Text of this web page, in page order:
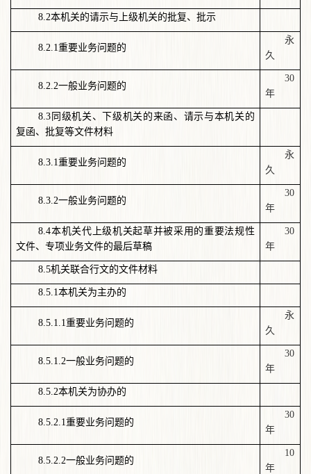
8.2本机关的请示与上级机关的批复、批示
8.2.1重要业务问题的
永
久
8.2.2一般业务问题的
30
年
8.3 同级机关、下级机关的来函、请示与本机关的
复函、批复等文件材料
8.3.1重要业务问题的
永
久
8.3.2一般业务问题的
30
年
8.4本机关代上级机关起草并被采用的重要法规性
文件、专项业务文件的最后草稿
30
年
8.5机关联合行文的文件材料
8.5.1本机关为主办的
8.5.1.1重要业务问题的
永
久
8.5.1.2一般业务问题的
30
年
8.5.2本机关为协办的
8.5.2.1重要业务问题的
30
年
8.5.2.2一般业务问题的
10
年